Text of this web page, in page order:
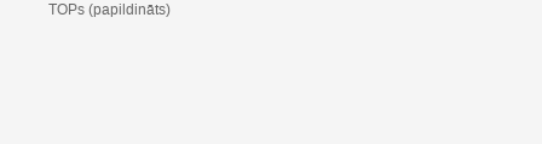
TOPs (papildināts)